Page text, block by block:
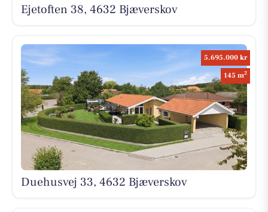
Ejetoften 38, 4632 Bjæverskov
5.695.000 kr
145 m2
Duehusvej 33, 4632 Bjæverskov